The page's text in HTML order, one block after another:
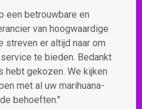
een betrouwbare en
van hoogwaardige
streven er altijd naar om
te bieden. Bedankt
hebt gekozen. We kijken
met al uw marihuana-
behoeften."